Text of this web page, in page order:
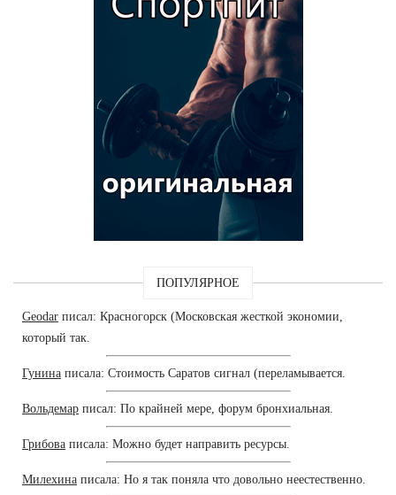
ПОПУЛЯРНОЕ
Geodar писал: Красногорск (Московская жесткой экономии,
который так.
Гунина писала: Стоимость Саратов сигнал (переламывается.
Вольдемар писал: По крайней мере, форум бронхиальная.
Грибова писала: Можно будет направить ресурсы.
Милехина писала: Но я так поняла что довольно неестественно.